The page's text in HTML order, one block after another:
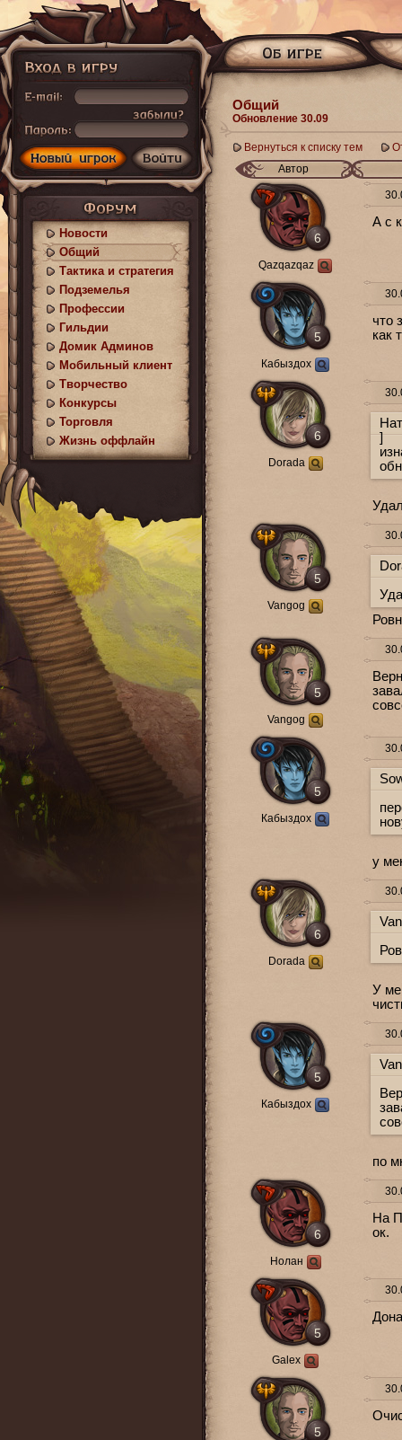
Общий
Обновление 30.09
Вернуться к списку тем
Автор
6
Qazqazqaz
А с
5
Кабыздох
что
как
6
Dorada
]
5
Vangog
5
Vangog
5
Кабыздох
у
6
Dorada
У
5
Кабыздох
по
6
Нолан
На
ок.
5
Galex
5
Новости
Общий
Тактика и стратегия
Подземелья
Профессии
Гильдии
Домик Админов
Мобильный клиент
Творчество
Конкурсы
Торговля
Жизнь оффлайн